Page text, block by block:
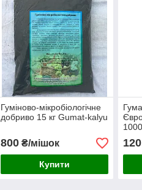
Гуміново-мікробіологічне
добриво 15 кг Gumat-kalyu
800₴/мішок
Купити